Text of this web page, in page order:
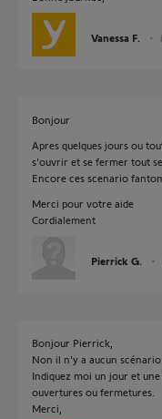
Vanessa F.
Bonjour
Apres quelques jours ou
s'ouvrir et se fermer tout
Encore ces scenario
Merci pour votre aide
Cordialement
Pierrick G.
Bonjour Pierrick,
Non il n'y a aucun
Indiquez moi un jour et
ouvertures ou fermetures.
Merci,